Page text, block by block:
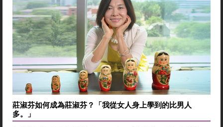
莊淑芬如何成為莊淑芬？「我從女人身上學到的比男人
多。」